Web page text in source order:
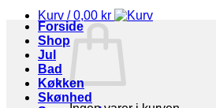
Kurv /0,00 kr
Forside
Shop
Jul
Bad
Køkken
Skønhed